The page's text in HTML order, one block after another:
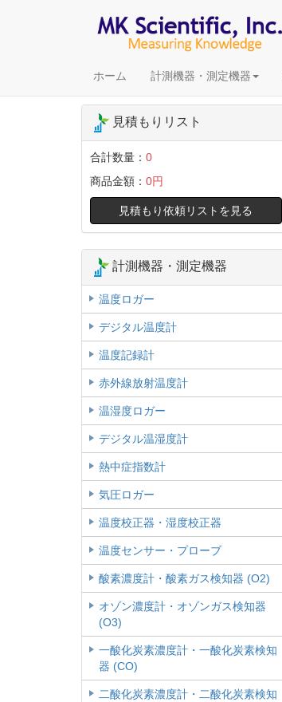
ホーム 計測機器・測定機器
見積もりリスト
合計数量： 0
商品金額： 0円
見積もり依頼リストを見る
計測機器・測定機器
温度ロガー
デジタル温度計
温度記録計
赤外線放射温度計
温湿度ロガー
デジタル温湿度計
熱中症指数計
気圧ロガー
温度校正器・湿度校正器
温度センサー・プローブ
酸素濃度計・酸素ガス検知器 (O2)
オゾン濃度計・オゾンガス検知器
(O3)
一酸化炭素濃度計・一酸化炭素検知
器 (CO)
二酸化炭素濃度計・二酸化炭素検知